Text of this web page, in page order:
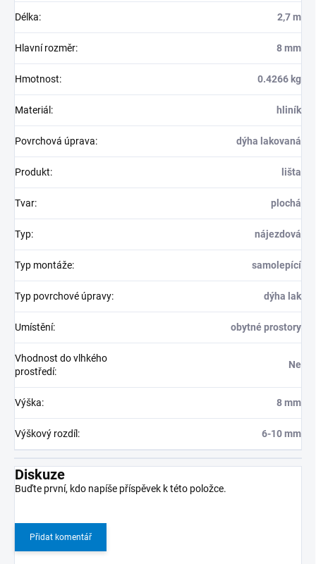
Délka: 2,7 m
Hlavní rozměr: 8 mm
Hmotnost: 0.4266 kg
Materiál : hliník
Povrchová úprava: dýha lakovaná
Produkt: lišta
Tvar: plochá
Typ: nájezdová
Typ montáže: samolepící
Typ povrchové úpravy: dýha lak
Umístění: obytné prostory
Vhodnost do vlhkého
prostředí:
Ne
Výška: 8 mm
Výškový rozdíl: 6-10 mm
Diskuze
Buďte první, kdo napíše příspěvek k této položce.
Přidat komentář